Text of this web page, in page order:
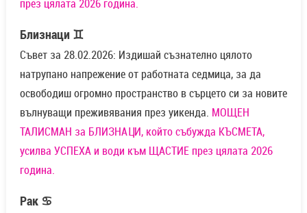
през цялата 2026 година.
Близнаци ♊
Съвет за 28.02.2026: Издишай съзнателно цялото
натрупано напрежение от работната седмица, за да
освободиш огромно пространство в сърцето си за новите
вълнуващи преживявания през уикенда. МОЩЕН
ТАЛИСМАН за БЛИЗНАЦИ, който събужда КЪСМЕТА,
усилва УСПЕХА и води към ЩАСТИЕ през цялата 2026
година.
Рак ♋